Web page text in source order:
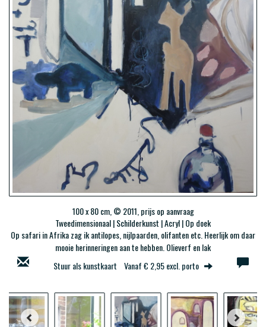
100 x 80 cm, © 2011, prijs op aanvraag
Tweedimensionaal | Schilderkunst | Acryl | Op doek
Op safari in Afrika zag ik antilopes, nijlpaarden, olifanten etc. Heerlijk om daar
mooie herinneringen aan te hebben. Olieverf en lak
Stuur als kunstkaart Vanaf € 2,95 excl. porto